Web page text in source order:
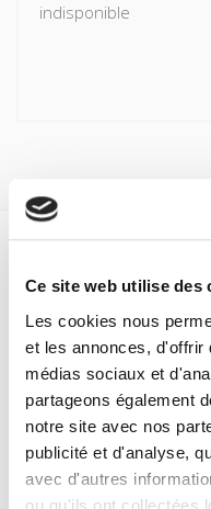
Ce site web utilise des
Les cookies nous
et les annonces, d'offrir
médias sociaux et
partageons également
notre site avec nos
publicité et d'analyse,
avec d'autres
ou qu'ils ont collectées
indisponible
Formats
Spécifications
Éditeur
Presses de Sciences Po